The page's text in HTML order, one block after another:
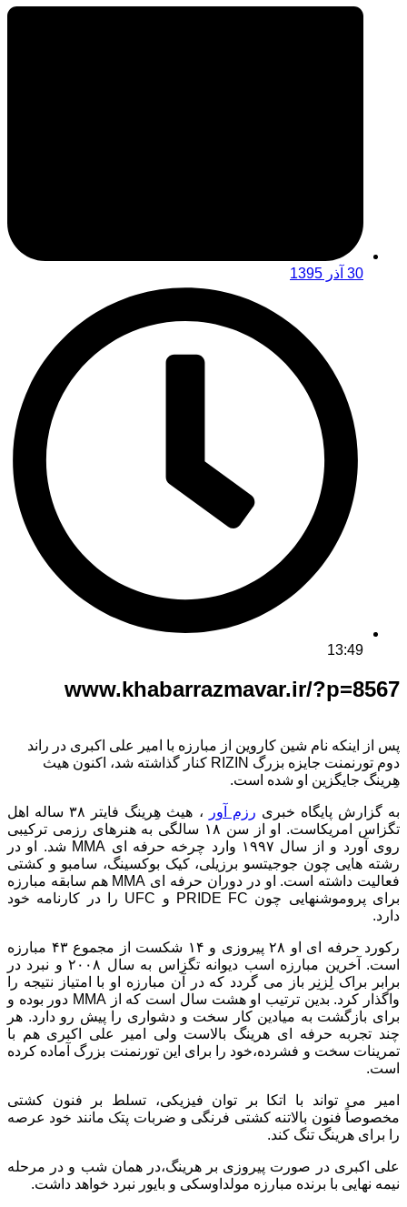
30 آذر 1395
13:49
www.khabarrazmavar.ir/?p=8567
پس از اینکه نام شین کاروین از مبارزه با امیر علی اکبری در راند
دوم تورنمنت جایزه بزرگ RIZIN کنار گذاشته شد، اکنون هیث
هِرینگ جایگزین او شده است.
به گزارش پایگاه خبری رزم آور
، هیث هِرینگ فایتر ۳۸ ساله اهل
تگزاس امریکاست. او از سن ۱۸ سالگی به هنرهای رزمی ترکیبی
روی آورد و از سال ۱۹۹۷ وارد چرخه حرفه ای MMA شد. او در
رشته هایی چون جوجیتسو برزیلی، کیک بوکسینگ، سامبو و کشتی
فعالیت داشته است. او در دوران حرفه ای MMA هم سابقه مبارزه
برای پروموشنهایی چون PRIDE FC و UFC را در کارنامه خود
دارد.
رکورد حرفه ای او ۲۸ پیروزی و ۱۴ شکست از مجموع ۴۳ مبارزه
است. آخرین مبارزه اسب دیوانه تگزاس به سال ۲۰۰۸ و نبرد در
برابر براک لِزنِر باز می گردد که در آن مبارزه او با امتیاز نتیجه را
واگذار کرد. بدین ترتیب او هشت سال است که از MMA دور بوده و
برای بازگشت به میادین کار سخت و دشواری را پیش رو دارد. هر
چند تجربه حرفه ای هرینگ بالاست ولی امیر علی اکبری هم با
تمرینات سخت و فشرده،خود را برای این تورنمنت بزرگ آماده کرده
است.
امیر می تواند با اتکا بر توان فیزیکی، تسلط بر فنون کشتی
مخصوصاً فنون بالاتنه کشتی فرنگی و ضربات پتک مانند خود عرصه
را برای هرینگ تنگ کند.
علی اکبری در صورت پیروزی بر هرینگ،در همان شب و در مرحله
نیمه نهایی با برنده مبارزه مولداوسکی و بایور نبرد خواهد داشت.